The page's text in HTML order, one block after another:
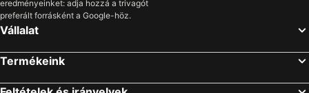
Los Cristianos, Kanári-szigetek Szállás
Alicante, Valencia Szállás
Málaga, Andalúzia Szállás
Benidorm, Valencia Szállás
eredményeinket: adja hozzá a trivagót
preferált forrásként a Google-höz.
Vállalat
Termékeink